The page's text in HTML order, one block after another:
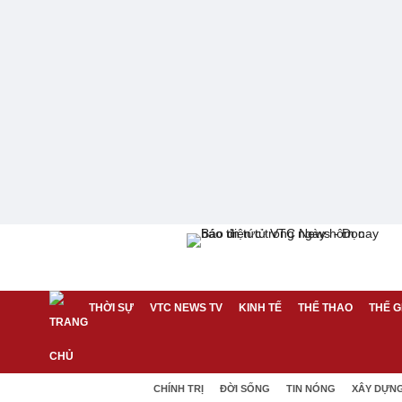
THỜI SỰ VTC NEWS TV KINH TẾ THỂ THAO THẾ
CHÍNH TRỊ ĐỜI SỐNG TIN NÓNG XÂY